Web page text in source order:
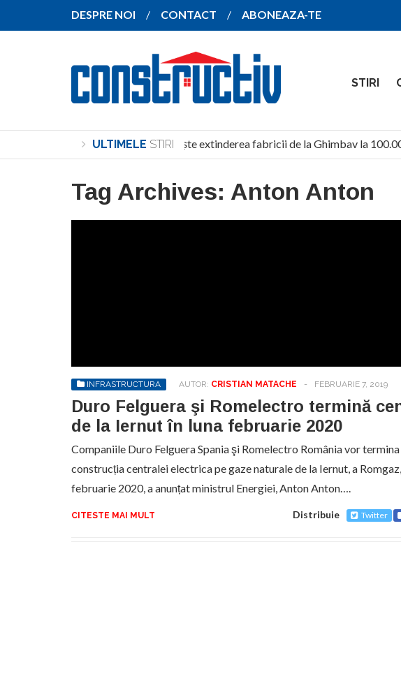
DESPRE NOI CONTACT ABONEAZA-TE
STIRI
ULTIMELE STIRI
SANY pregătește extinderea fabricii de la Ghimbav la
Tag Archives: Anton Anton
INFRASTRUCTURA AUTOR: CRISTIAN MATACHE - FEBRUARIE 7, 2019
Duro Felguera şi Romelectro termină
de la Iernut în luna februarie 2020
Companiile Duro Felguera Spania şi Romelectro România vor termina
construcția centralei electrica pe gaze naturale de la Iernut, a
februarie 2020, a anunțat ministrul Energiei, Anton Anton….
CITESTE MAI MULT Distribuie Twitter